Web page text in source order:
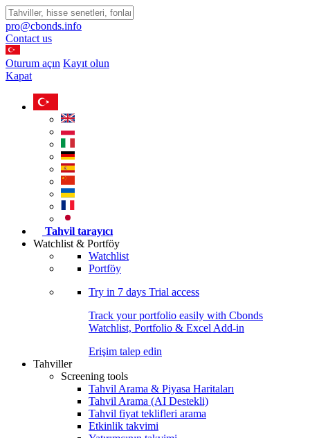
pro@cbonds.info
Contact us
Oturum açın Kayıt olun
Kapat
Tahvil tarayıcı
Watchlist & Portföy
Watchlist
Portföy
Try in 7 days Trial access
Track your portfolio easily with Cbonds
Watchlist, Portfolio & Excel Add-in
Erişim talep edin
Tahviller
Screening tools
Tahvil Arama & Piyasa Haritaları
Tahvil Arama (AI Destekli)
Tahvil fiyat teklifleri arama
Etkinlik takvimi